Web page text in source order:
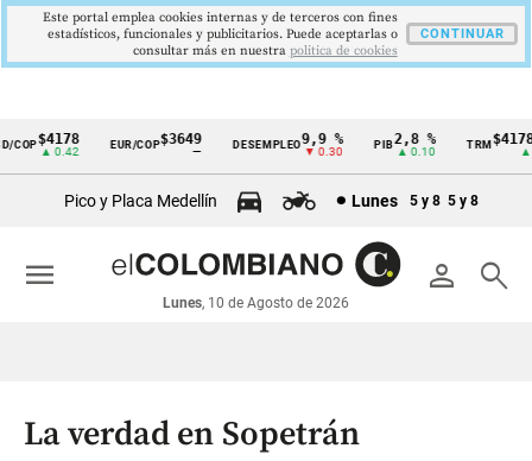
Cintillo
económicos
Colombia
$4178
▲ 0.42
EUR/COP$3649 DESEMPLEO 9,9 %
▼ 0.30
PIB2,8 %
▲ 0.10
TRM
▲
Pico y Placa Medellín Lunes 5 y 8 5 y 8
person search
Lunes, 10 de Agosto de 2026
menu
La verdad en Sopetrán
Este portal emplea cookies internas y de terceros con fines
estadísticos, funcionales y publicitarios. Puede aceptarlas o
consultar más en nuestra politica de cookies
CONTINUAR